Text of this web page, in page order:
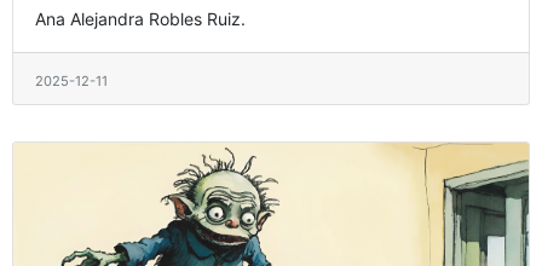
Ana Alejandra Robles Ruiz.
2025-12-11